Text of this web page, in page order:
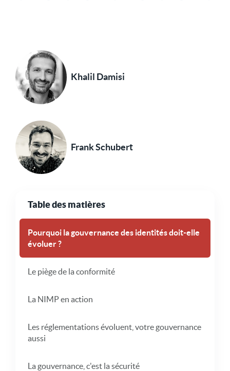
Khalil Damisi
Frank Schubert
Table des matières
Pourquoi la gouvernance des identités doit-elle
évoluer ?
Le piège de la conformité
La NIMP en action
Les réglementations évoluent, votre gouvernance
aussi
La gouvernance, c'est la sécurité